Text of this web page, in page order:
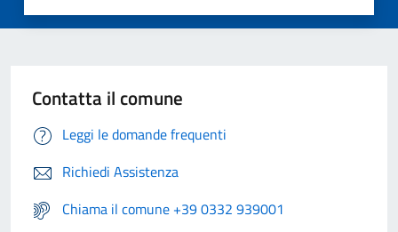
Contatta il comune
Leggi le domande frequenti
Richiedi Assistenza
Chiama il comune +39 0332 939001